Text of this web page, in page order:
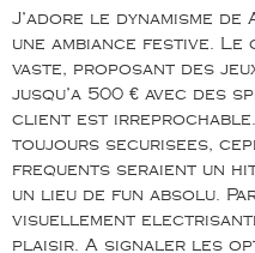
J’adore le dynamisme
une ambiance festive.
vaste, proposant des
jusqu’a 500 € avec des
client est
toujours securisees,
frequents seraient un
un lieu de fun absolu.
visuellement
plaisir. A signaler les